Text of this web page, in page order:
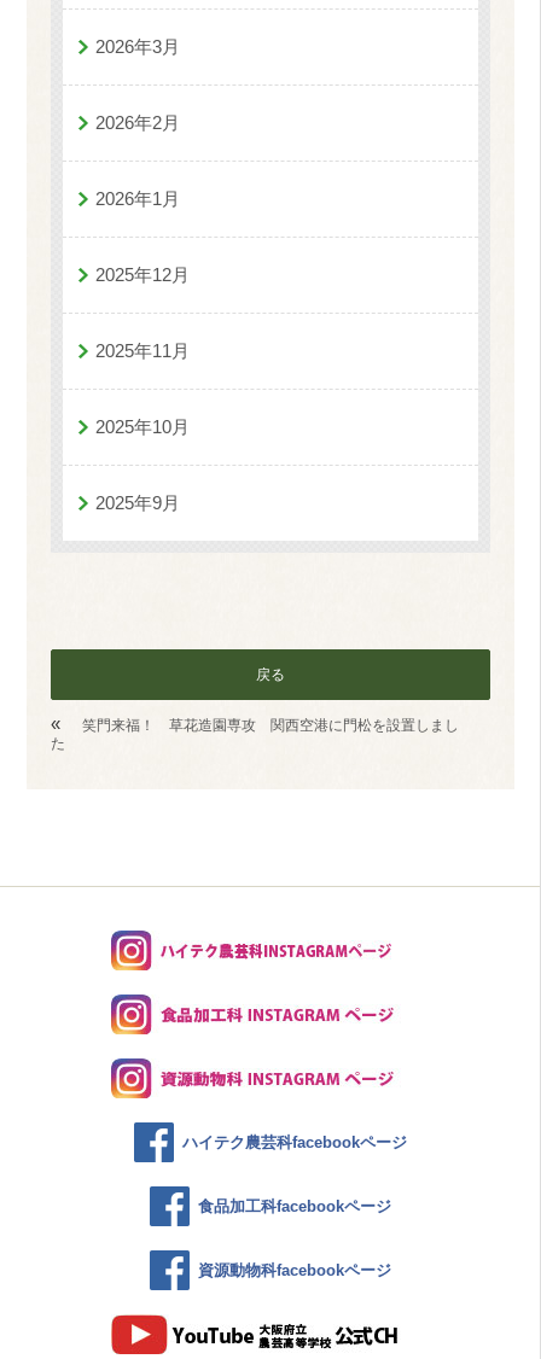
2026年3月
2026年2月
2026年1月
2025年12月
2025年11月
2025年10月
2025年9月
戻る
«
笑門来福！ 草花造園専攻 関西空港に門松を設置しまし
た
ハイテク農芸科facebookページ
食品加工科facebookページ
資源動物科facebookページ